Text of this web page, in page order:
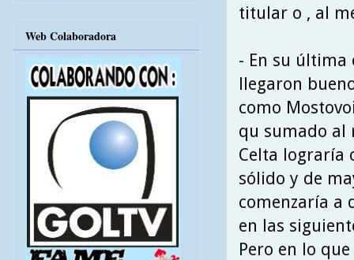
titular o , al
- En su última
llegaron
como
qu sumado al
Celta lograría
sólido y de
comenzaría a
en las
Pero en lo
Web Colaboradora